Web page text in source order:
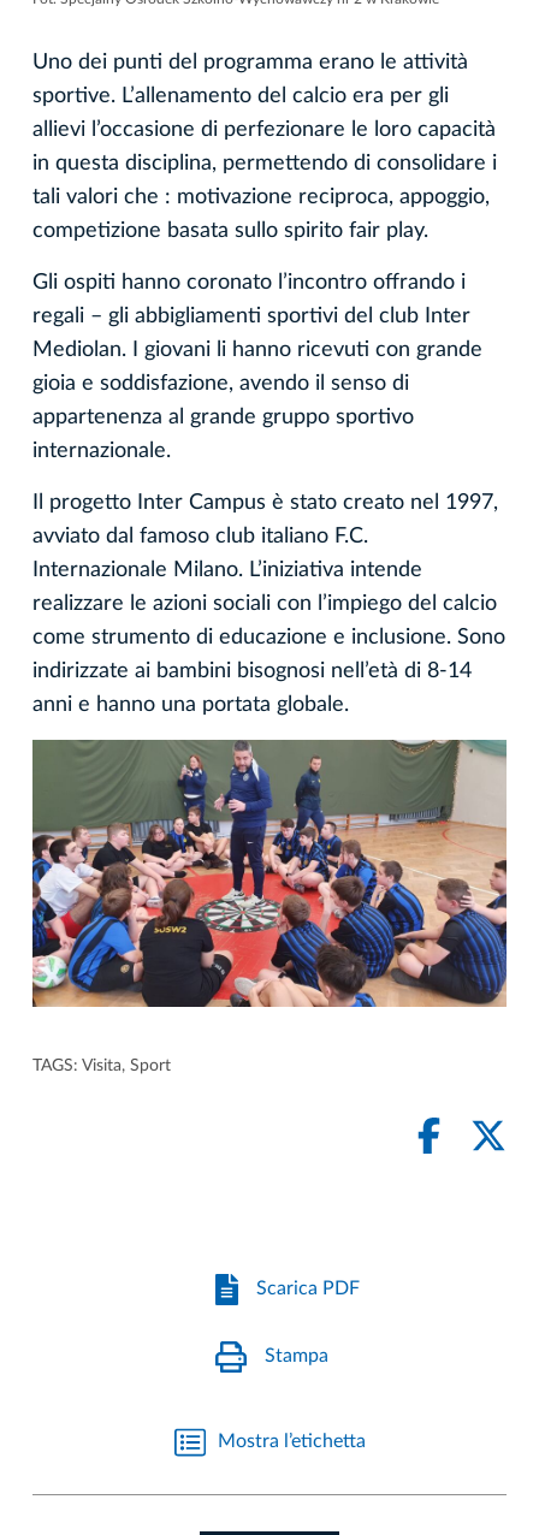
Uno dei punti del programma erano le attività
sportive. L’allenamento del calcio era per gli
allievi l’occasione di perfezionare le loro capacità
in questa disciplina, permettendo di consolidare i
tali valori che : motivazione reciproca, appoggio,
competizione basata sullo spirito fair play.
Gli ospiti hanno coronato l’incontro offrando i
regali – gli abbigliamenti sportivi del club Inter
Mediolan. I giovani li hanno ricevuti con grande
gioia e soddisfazione, avendo il senso di
appartenenza al grande gruppo sportivo
internazionale.
Il progetto Inter Campus è stato creato nel 1997,
avviato dal famoso club italiano F.C.
Internazionale Milano. L’iniziativa intende
realizzare le azioni sociali con l’impiego del calcio
come strumento di educazione e inclusione. Sono
indirizzate ai bambini bisognosi nell’età di 8-14
anni e hanno una portata globale.
TAGS: Visita, Sport
Scarica PDF
Stampa
Mostra l’etichetta